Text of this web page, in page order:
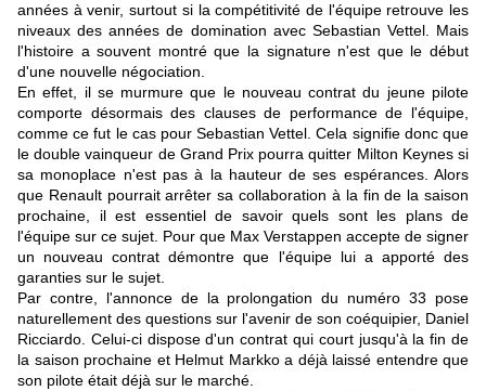
années à venir, surtout si la compétitivité de l'équipe retrouve les
niveaux des années de domination avec Sebastian Vettel. Mais
l'histoire a souvent montré que la signature n'est que le début
d'une nouvelle négociation.
En effet, il se murmure que le nouveau contrat du jeune pilote
comporte désormais des clauses de performance de l'équipe,
comme ce fut le cas pour Sebastian Vettel. Cela signifie donc que
le double vainqueur de Grand Prix pourra quitter Milton Keynes si
sa monoplace n'est pas à la hauteur de ses espérances. Alors
que Renault pourrait arrêter sa collaboration à la fin de la saison
prochaine, il est essentiel de savoir quels sont les plans de
l'équipe sur ce sujet. Pour que Max Verstappen accepte de signer
un nouveau contrat démontre que l'équipe lui a apporté des
garanties sur le sujet.
Par contre, l'annonce de la prolongation du numéro 33 pose
naturellement des questions sur l'avenir de son coéquipier, Daniel
Ricciardo. Celui-ci dispose d'un contrat qui court jusqu'à la fin de
la saison prochaine et Helmut Markko a déjà laissé entendre que
son pilote était déjà sur le marché.